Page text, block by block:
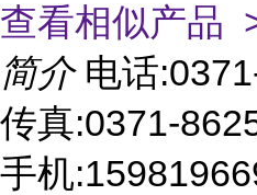
查看相似产品
简介 电话
传真:0371-
手机